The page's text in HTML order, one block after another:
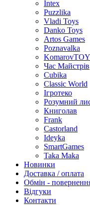
Intex
Puzzlika
Vladi Toys
Danko Toys
Artos Games
Poznavalka
Час Майстрів
Cubika
Classic World
Ігротеко
Розумний
Книголав
Frank
Castorland
Ideyka
SmartGames
Taka Maka
Новинки
Доставка / оплата
Обмін -
Відгуки
Контакти